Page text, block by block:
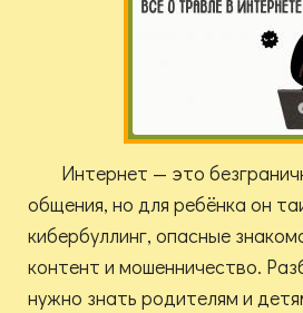
Интернет — это
общения, но для ребёнка он
кибербуллинг, опасные
контент и мошенничество.
нужно знать родителям и